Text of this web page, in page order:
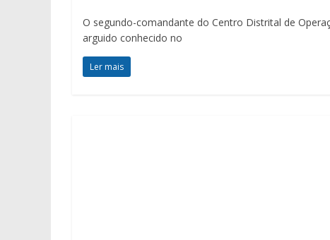
O segundo-comandante do Centro Distrital de
arguido conhecido no
Ler mais